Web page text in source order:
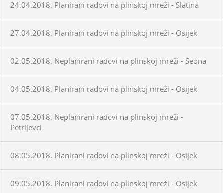
24.04.2018. Planirani radovi na plinskoj mreži - Slatina
27.04.2018. Planirani radovi na plinskoj mreži - Osijek
02.05.2018. Neplanirani radovi na plinskoj mreži - Seona
04.05.2018. Planirani radovi na plinskoj mreži - Osijek
07.05.2018. Neplanirani radovi na plinskoj mreži -
Petrijevci
08.05.2018. Planirani radovi na plinskoj mreži - Osijek
09.05.2018. Planirani radovi na plinskoj mreži - Osijek